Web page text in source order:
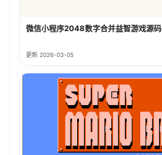
微信小程序2048数字合并益智游戏源码
更新 2026-03-05